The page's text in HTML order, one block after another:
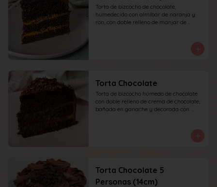
Torta de bizcocho de chocolate,
humedecido con almíbar de naranja y
ron, con doble relleno de manjar de
Torta Chocolate
Torta de bizcocho húmedo de chocolate
con doble relleno de crema de chocolate,
bañada en ganache y decorada con
Torta Chocolate 5
Personas (14cm)